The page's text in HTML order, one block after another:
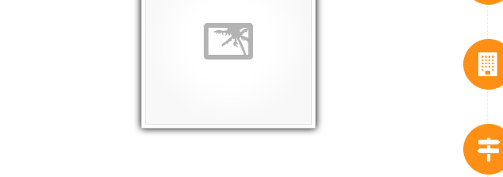
Los Boldos –
Guardería Arbolito